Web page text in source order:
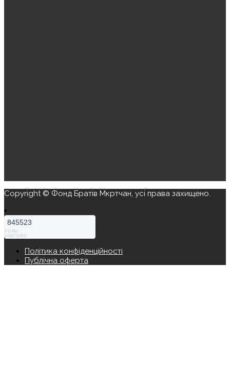
Copyright © Фонд Братів Мкртчан, усі права захищено.
845523
TOTAL
VISITORS
Політика конфіденційності
Публічна оферта